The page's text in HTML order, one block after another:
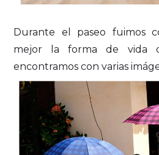
Durante el paseo fuimos
mejor la forma de vida
encontramos con varias